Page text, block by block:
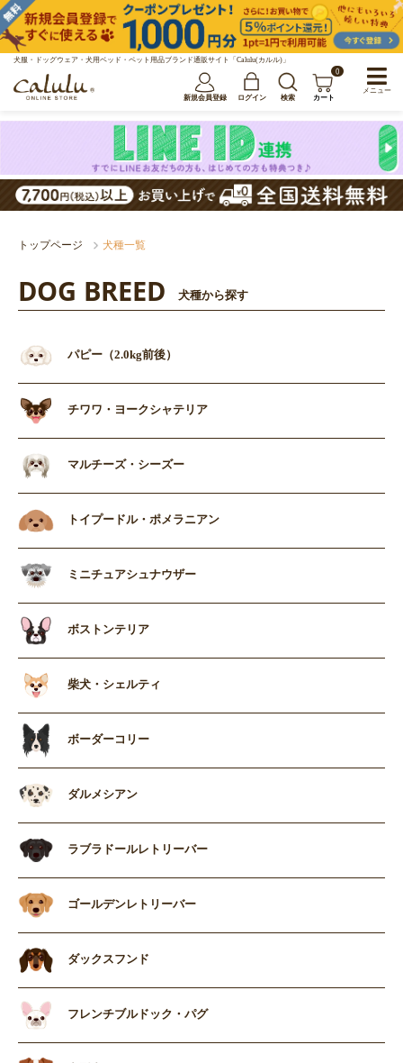
犬服・ドッグウェア・犬用ベッド・ペット用品ブランド通販サイト「Calulu(カルル)」
新規会員登録 ログイン 検索
0
カート
トップページ 犬種一覧
DOG BREED 犬種から探す
パピー（2.0kg前後）
チワワ・ヨークシャテリア
マルチーズ・シーズー
トイプードル・ポメラニアン
ミニチュアシュナウザー
ボストンテリア
柴犬・シェルティ
ボーダーコリー
ダルメシアン
ラブラドールレトリーバー
ゴールデンレトリーバー
ダックスフンド
フレンチブルドック・パグ
メニュー